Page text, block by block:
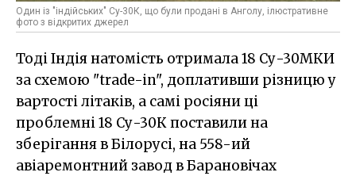
Один із "індійських" Су-30К, що були продані в Анголу, ілюстративне
фото з відкритих джерел
Тоді Індія натомість отримала 18 Су-30МКИ
за схемою "trade-in", доплативши різницю у
вартості літаків, а самі росіяни ці
проблемні 18 Су-30К поставили на
зберігання в Білорусі, на 558-ий
авіаремонтний завод в Барановічах